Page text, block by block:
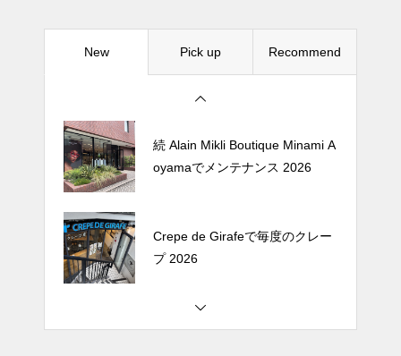
New Pick up Recommend
続 Alain Mikli Boutique Minami A
oyamaでメンテナンス 2026
Crepe de Girafeで毎度のクレー
プ 2026